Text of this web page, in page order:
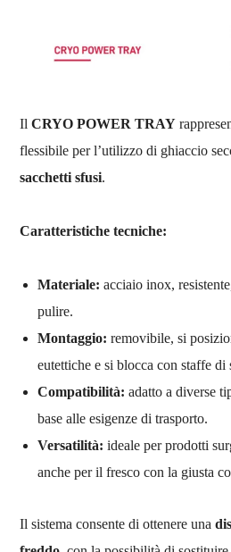
IlCRYO POWER TRAY
flessibile per l’utilizzo di ghiaccio
sacchetti sfusi.
Caratteristiche tecniche:
Materiale: acciaio inox,
pulire.
Montaggio: removibile, si
eutettiche e si blocca con staffe di
Compatibilità: adatto a diverse
base alle esigenze di trasporto.
Versatilità: ideale per prodotti
anche per il fresco con la giusta
Il sistema consente di ottenere una